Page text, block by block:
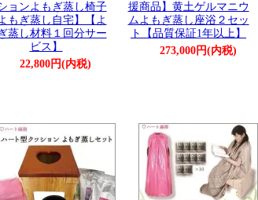
ョンよもぎ蒸し椅子
もぎ蒸し自宅】【よ
蒸し材料１回分サー
ビス】
22,800円(内税)
援商品】黄土ゲルマニウ
ムよもぎ蒸し座浴２セッ
ト【品質保証1年以上】
273,000円(内税)